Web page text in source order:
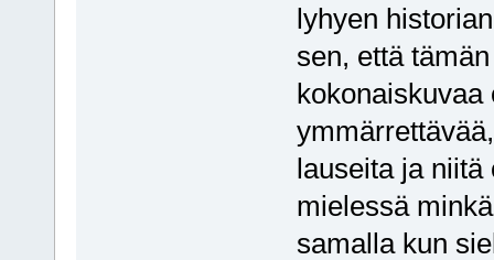
lyhyen
sen, että
kokonaiskuvaa
lauseita ja niitä
mielessä
samalla kun